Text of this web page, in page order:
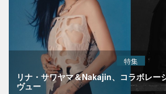
特集
リナ・サワヤマ＆Nakajin、コラボレー
ヴュー